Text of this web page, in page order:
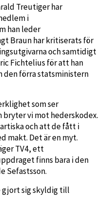
Treutiger har
i
han leder
Braun har kritiserats för
och samtidigt
Fichtelius för att han
den förra statsministern
som ser
vi mot hederskodex.
och att de fått i
makt. Det är en myt.
TV4, ett
finns bara i den
Sefastsson.
gjort sig skyldig till